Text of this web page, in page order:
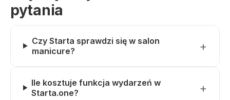
pytania
Czy Starta sprawdzi się w salon
manicure?
Ile kosztuje funkcja wydarzeń w
Starta.one?